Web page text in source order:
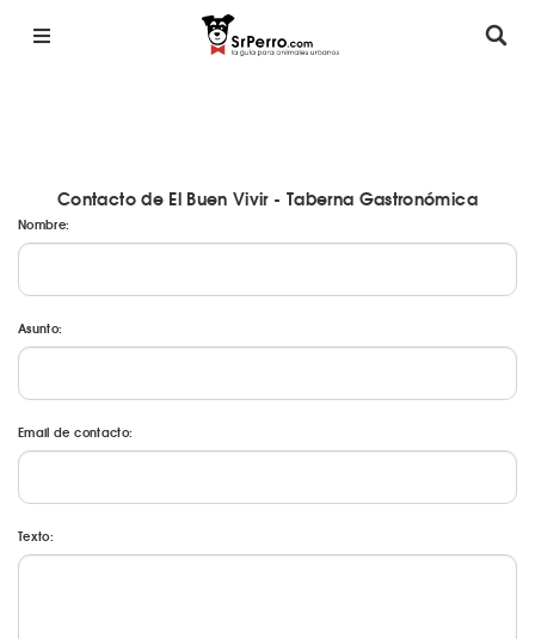
Contacto de El Buen Vivir - Taberna Gastronómica
Nombre:
Asunto:
Email de contacto:
Texto: